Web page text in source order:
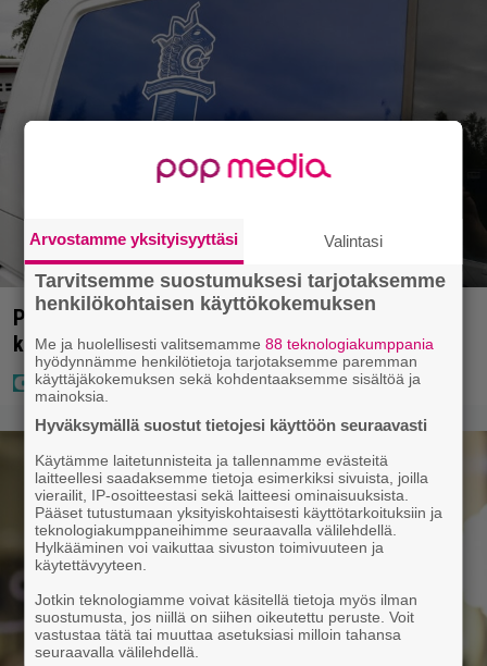
Poliisilla tehovalvonta – tästä kysymys ja näin
kauan kestää
Arvostamme yksityisyyttäsi Valintasi
Tarvitsemme suostumuksesi tarjotaksemme
henkilökohtaisen käyttökokemuksen
Me ja huolellisesti valitsemamme88 teknologiakumppania
hyödynnämme henkilötietoja tarjotaksemme paremman
käyttäjäkokemuksen sekä kohdentaaksemme sisältöä ja
mainoksia.
Hyväksymällä suostut tietojesi käyttöön seuraavasti
Käytämme laitetunnisteita ja tallennamme evästeitä
laitteellesi saadaksemme tietoja esimerkiksi sivuista, joilla
vierailit, IP-osoitteestasi sekä laitteesi ominaisuuksista.
Pääset tutustumaan yksityiskohtaisesti käyttötarkoituksiin ja
teknologiakumppaneihimme seuraavalla välilehdellä.
Hylkääminen voi vaikuttaa sivuston toimivuuteen ja
käytettävyyteen.
Jotkin teknologiamme voivat käsitellä tietoja myös ilman
suostumusta, jos niillä on siihen oikeutettu peruste. Voit
vastustaa tätä tai muuttaa asetuksiasi milloin tahansa
seuraavalla välilehdellä.